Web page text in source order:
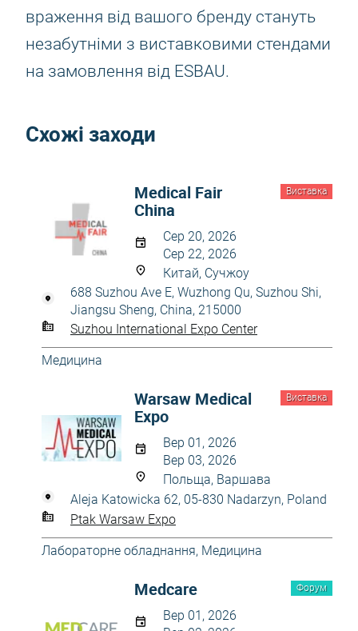
враження від вашого бренду стануть
незабутніми з виставковими стендами
на замовлення від ESBAU.
Схожі заходи
Виставка
Medical Fair
China
Сер 20, 2026
Сер 22, 2026
Китай, Сучжоу
688 Suzhou Ave E, Wuzhong Qu, Suzhou Shi,
Jiangsu Sheng, China, 215000
Suzhou International Expo Center
Медицина
Виставка
Warsaw Medical
Expo
Вер 01, 2026
Вер 03, 2026
Польща, Варшава
Aleja Katowicka 62, 05-830 Nadarzyn, Poland
Ptak Warsaw Expo
Лабораторне обладнання, Медицина
Форум
Medcare
Вер 01, 2026